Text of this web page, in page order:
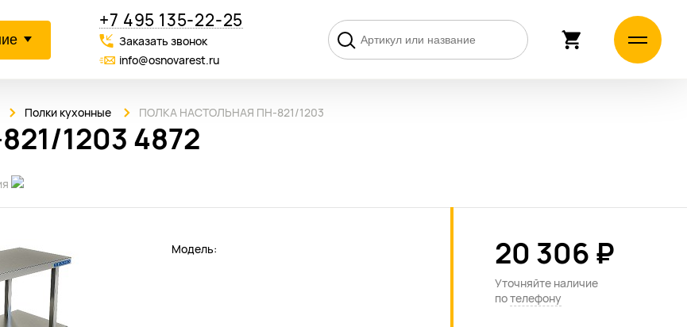
+7 495 135-22-25
Заказать звонок
info@osnovarest.ru
Полки кухонные ПОЛКА НАСТОЛЬНАЯ ПН-821/1203
1203 4872
Модель: 20 306 ₽
Уточняйте наличие
потелефону